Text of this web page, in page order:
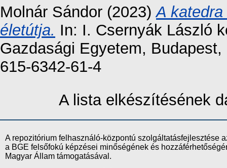
Molnár Sándor (2023)A
életútja. In: I. Csernyák László
Gazdasági Egyetem,
615-6342-61-4
A lista elkészítésének
A repozitórium felhasználó-központú szolgáltatásfejlesztése
a BGE felsőfokú képzései minőségének és
Magyar Állam támogatásával.